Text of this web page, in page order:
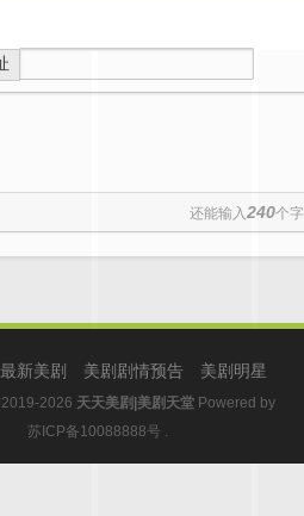
还能输入 240个字
最新美剧 美剧剧情预告 美剧明星
2026 天天美剧|美剧天堂 Powered by
苏ICP备10088888号 .